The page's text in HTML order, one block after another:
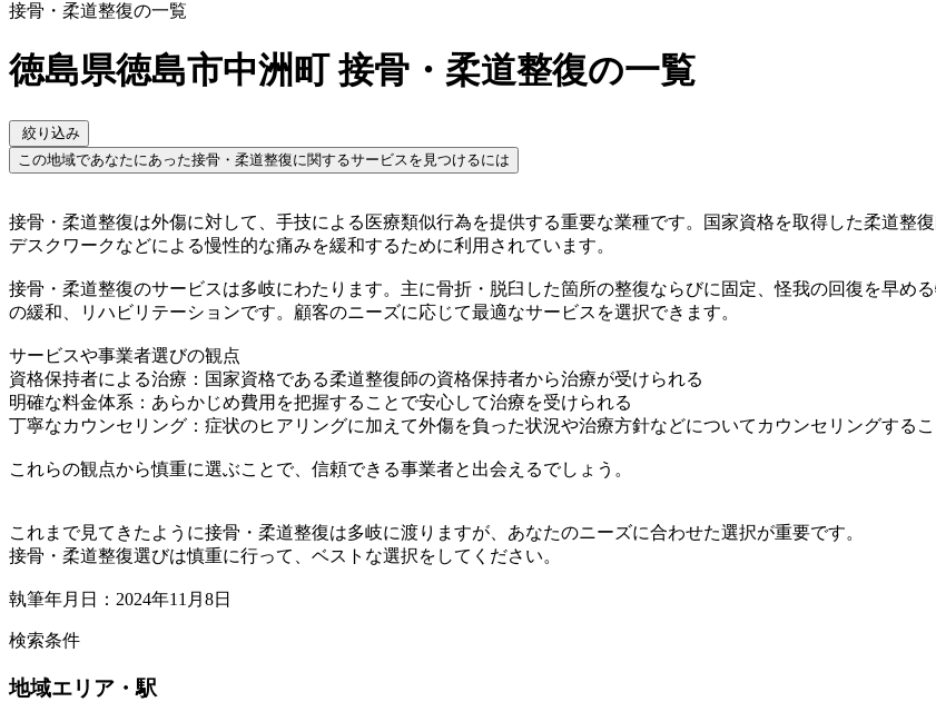
接骨・柔道整復の一覧
徳島県徳島市中洲町 接骨・柔道整復の一覧
絞り込み
この地域であなたにあった接骨・柔道整復に関するサービスを見つけるには
接骨・柔道整復は外傷に対して、手技による医療類似行為を提供する重要な業種です。国家資格を取得した柔道整
デスクワークなどによる慢性的な痛みを緩和するために利用されています。
接骨・柔道整復のサービスは多岐にわたります。主に骨折・脱臼した箇所の整復ならびに固定、怪我の回復を早め
の緩和、リハビリテーションです。顧客のニーズに応じて最適なサービスを選択できます。
サービスや事業者選びの観点
資格保持者による治療：国家資格である柔道整復師の資格保持者から治療が受けられる
明確な料金体系：あらかじめ費用を把握することで安心して治療を受けられる
丁寧なカウンセリング：症状のヒアリングに加えて外傷を負った状況や治療方針などについてカウンセリングする
これらの観点から慎重に選ぶことで、信頼できる事業者と出会えるでしょう。
これまで見てきたように接骨・柔道整復は多岐に渡りますが、あなたのニーズに合わせた選択が重要です。
接骨・柔道整復選びは慎重に行って、ベストな選択をしてください。
執筆年月日：2024年11月8日
検索条件
地域エリア・駅